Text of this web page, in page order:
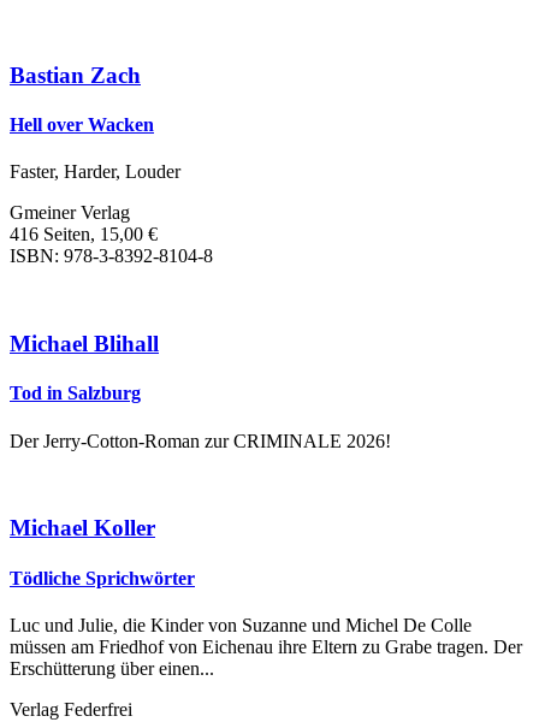
Bastian Zach
Hell over Wacken
Faster, Harder, Louder
Gmeiner Verlag
416 Seiten, 15,00 €
ISBN: 978-3-8392-8104-8
Michael Blihall
Tod in Salzburg
Der Jerry-Cotton-Roman zur CRIMINALE 2026!
Michael Koller
Tödliche Sprichwörter
Luc und Julie, die Kinder von Suzanne und Michel De Colle
müssen am Friedhof von Eichenau ihre Eltern zu Grabe tragen. Der
Erschütterung über einen...
Verlag Federfrei